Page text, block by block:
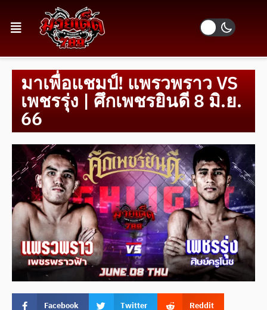
มาเพื่อแชมป์! แพรวพราว VS
เพชรรุ่ง | ศึกเพชรยินดี 8 มิ.ย.
66
Facebook Twitter
Reddit